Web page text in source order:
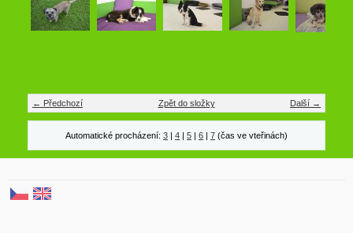
← Předchozí Další →
Zpět do složky
Automatické procházení: 3 | 4 | 5 | 6 | 7 (čas ve vteřinách)